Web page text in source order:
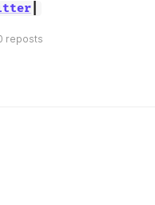
|
reposts